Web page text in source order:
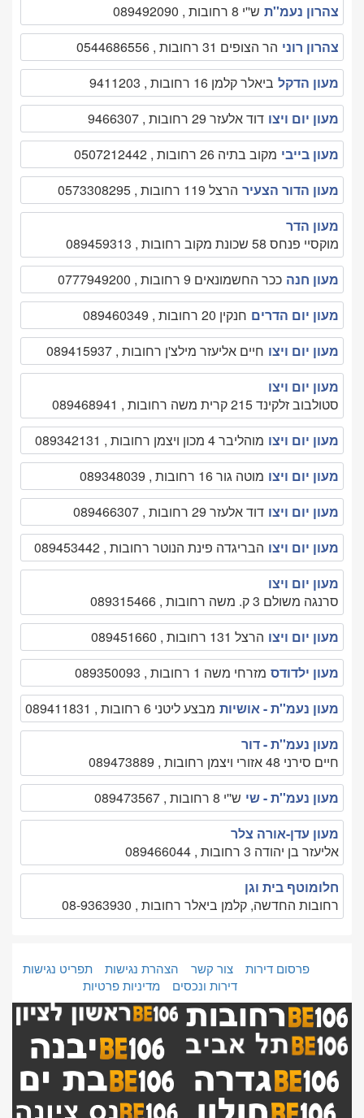
צהרון נעמ''ת ש''י 8 רחובות , 089492090
צהרון רוני הר הצופים 31 רחובות , 0544686556
מעון הדקל ביאלר קלמן 16 רחובות , 9411203
מעון יום ויצו דוד אלעזר 29 רחובות , 9466307
מעון בייבי מקוב בתיה 26 רחובות , 0507212442
מעון הדור הצעיר הרצל 119 רחובות , 0573308295
מעון הדר
מוקסיי פנחס 58 שכונת מקוב רחובות , 089459313
מעון חנה ככר החשמונאים 9 רחובות , 0777949200
מעון יום הדרים חנקין 20 רחובות , 089460349
מעון יום ויצו חיים אליעזר מילצ'ן רחובות , 089415937
מעון יום ויצו
סטולבוב זלקינד 215 קרית משה רחובות , 089468941
מעון יום ויצו מוהליבר 4 מכון ויצמן רחובות , 089342131
מעון יום ויצו מוטה גור 16 רחובות , 089348039
מעון יום ויצו דוד אלעזר 29 רחובות , 089466307
מעון יום ויצו הבריגדה פינת הנוטר רחובות , 089453442
מעון יום ויצו
סרנגה משולם 3 ק. משה רחובות , 089315466
מעון יום ויצו הרצל 131 רחובות , 089451660
מעון ילדודס מזרחי משה 1 רחובות , 089350093
מעון נעמ''ת - אושיות מבצע ליטני 6 רחובות , 089411831
מעון נעמ''ת - דור
חיים סירני 48 אזורי ויצמן רחובות , 089473889
מעון נעמ''ת - שי ש''י 8 רחובות , 089473567
מעון עדן-אורה צלר
אליעזר בן יהודה 3 רחובות , 089466044
חלומוטף בית וגן
רחובות החדשה, קלמן ביאלר רחובות , 08-9363930
פרסום דירות צור קשר הצהרת נגישות
תפריט נגישות
דירות ונכסים
מדיניות פרטיות